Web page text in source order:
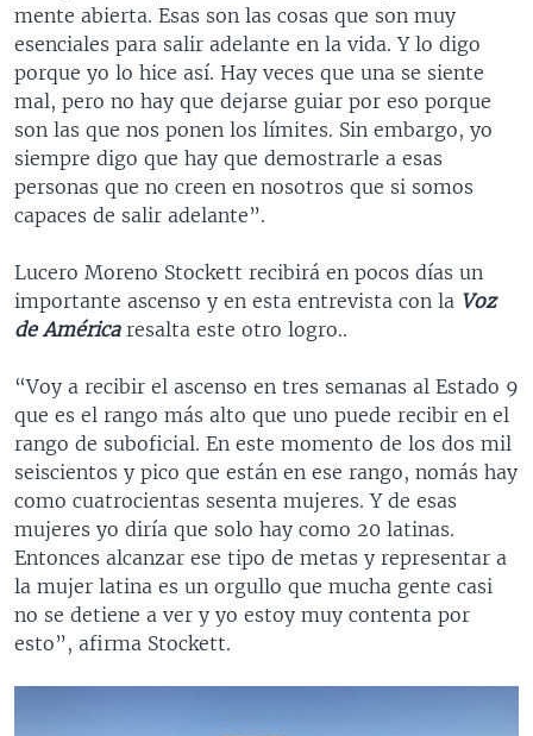
mente abierta. Esas son las cosas que son muy
esenciales para salir adelante en la vida. Y lo digo
porque yo lo hice así. Hay veces que una se siente
mal, pero no hay que dejarse guiar por eso porque
son las que nos ponen los límites. Sin embargo, yo
siempre digo que hay que demostrarle a esas
personas que no creen en nosotros que si somos
capaces de salir adelante”.
Lucero Moreno Stockett recibirá en pocos días un
importante ascenso y en esta entrevista con la Voz
de América resalta este otro logro..
“Voy a recibir el ascenso en tres semanas al Estado 9
que es el rango más alto que uno puede recibir en el
rango de suboficial. En este momento de los dos mil
seiscientos y pico que están en ese rango, nomás hay
como cuatrocientas sesenta mujeres. Y de esas
mujeres yo diría que solo hay como 20 latinas.
Entonces alcanzar ese tipo de metas y representar a
la mujer latina es un orgullo que mucha gente casi
no se detiene a ver y yo estoy muy contenta por
esto”, afirma Stockett.